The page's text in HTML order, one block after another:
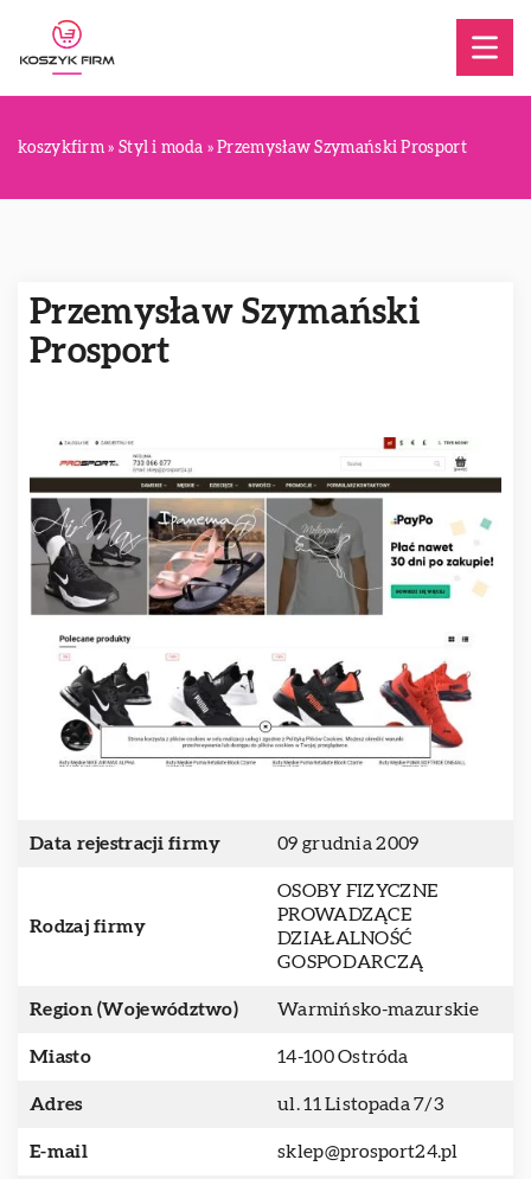
koszykfirm » Styl i moda »Przemysław Szymański Prosport
Przemysław Szymański
Prosport
Data rejestracji firmy 09 grudnia 2009
Rodzaj firmy
OSOBY FIZYCZNE
PROWADZĄCE
DZIAŁALNOŚĆ
GOSPODARCZĄ
Region (Województwo) Warmińsko-mazurskie
Miasto 14-100 Ostróda
Adres ul. 11 Listopada 7/3
E-mail sklep@prosport24.pl